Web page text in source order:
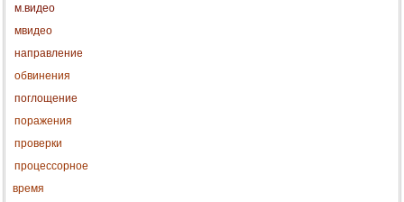
м.видео
мвидео
направление
обвинения
поглощение
поражения
проверки
процессорное
время